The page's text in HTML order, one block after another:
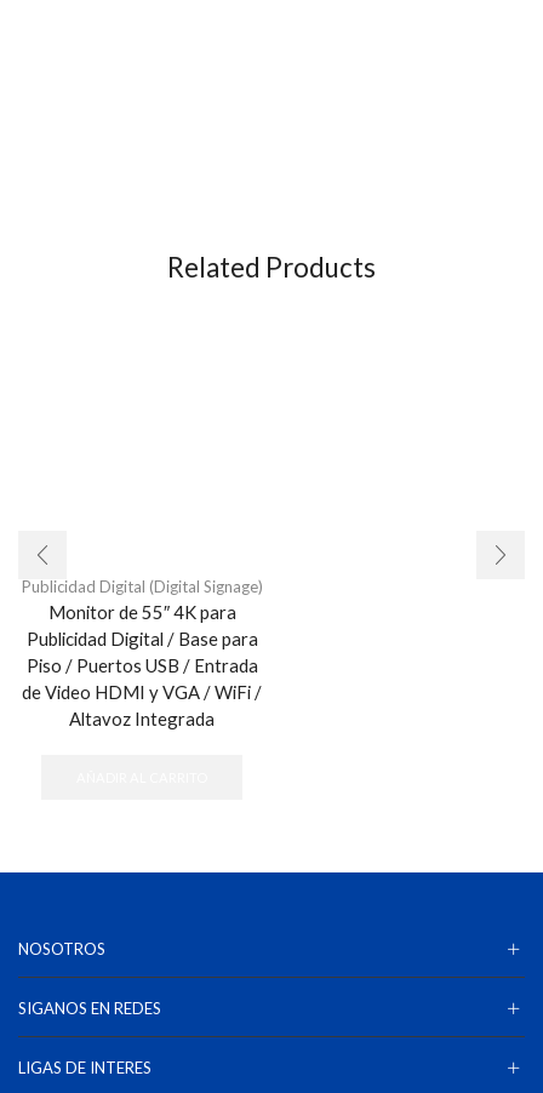
Related Products
Publicidad Digital (Digital Signage)
Monitor de 55″ 4K para
Publicidad Digital / Base para
Piso / Puertos USB / Entrada
de Video HDMI y VGA / WiFi /
Altavoz Integrada
NOSOTROS
SIGANOS EN REDES
LIGAS DE INTERES